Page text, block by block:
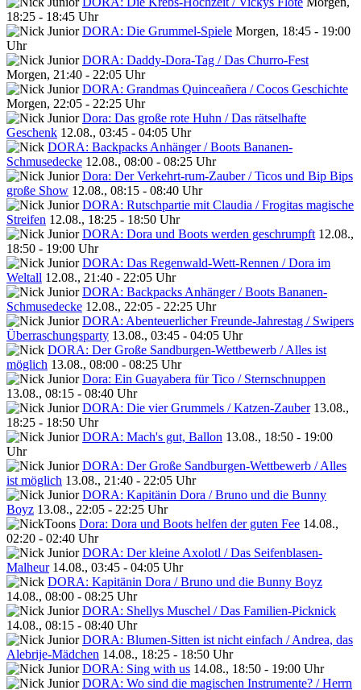
18:25 - 18:45 Uhr
DORA: Die Grummel-Spiele Morgen, 18:45 - 19:00
Uhr
DORA: Daddy-Dora-Tag / Das Churro-Fest
Morgen, 21:40 - 22:05 Uhr
DORA: Grandmas Quinceañera / Cocos Geschichte
Morgen, 22:05 - 22:25 Uhr
Dora: Das große rote Huhn / Das rätselhafte
Geschenk 12.08., 03:45 - 04:05 Uhr
DORA: Backpacks Anhänger / Boots Bananen-
Schmusedecke 12.08., 08:00 - 08:25 Uhr
Dora: Der Verkehrt-rum-Zauber / Ticos und Bip Bips
große Show 12.08., 08:15 - 08:40 Uhr
DORA: Rutschpartie mit Claudia / Frogitas magische
Streifen 12.08., 18:25 - 18:50 Uhr
DORA: Dora und Boots werden geschrumpft 12.08.,
18:50 - 19:00 Uhr
DORA: Das Regenwald-Wett-Rennen / Dora im
Weltall 12.08., 21:40 - 22:05 Uhr
DORA: Backpacks Anhänger / Boots Bananen-
Schmusedecke 12.08., 22:05 - 22:25 Uhr
DORA: Abenteuerlicher Freunde-Jahrestag / Swipers
Überraschungsparty 13.08., 03:45 - 04:05 Uhr
DORA: Der Große Sandburgen-Wettbewerb / Alles ist
möglich 13.08., 08:00 - 08:25 Uhr
Dora: Ein Guayabera für Tico / Sternschnuppen
13.08., 08:15 - 08:40 Uhr
DORA: Die vier Grummels / Katzen-Zauber 13.08.,
18:25 - 18:50 Uhr
DORA: Mach's gut, Ballon 13.08., 18:50 - 19:00
Uhr
DORA: Der Große Sandburgen-Wettbewerb / Alles
ist möglich 13.08., 21:40 - 22:05 Uhr
DORA: Kapitänin Dora / Bruno und die Bunny
Boyz 13.08., 22:05 - 22:25 Uhr
Dora: Dora und Boots helfen der guten Fee 14.08.,
02:20 - 02:40 Uhr
DORA: Der kleine Axolotl / Das Seifenblasen-
Malheur 14.08., 03:45 - 04:05 Uhr
DORA: Kapitänin Dora / Bruno und die Bunny Boyz
14.08., 08:00 - 08:25 Uhr
DORA: Shellys Muschel / Das Familien-Picknick
14.08., 08:15 - 08:40 Uhr
DORA: Blumen-Sitten ist nicht einfach / Andrea, das
Alebrije-Mädchen 14.08., 18:25 - 18:50 Uhr
DORA: Sing with us 14.08., 18:50 - 19:00 Uhr
DORA: Wo sind die magischen Instrumente? / Herrn